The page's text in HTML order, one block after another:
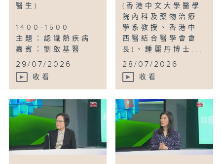
醫生)
1400-1500
主題：認識熱疾病
嘉賓：劉啟基醫...
29/07/2026
收看
(香港中文大學醫學
院內科及藥物治療
學系教授、香港中
西醫結合醫學會會
長)、鍾麗丹博士...
28/07/2026
收看